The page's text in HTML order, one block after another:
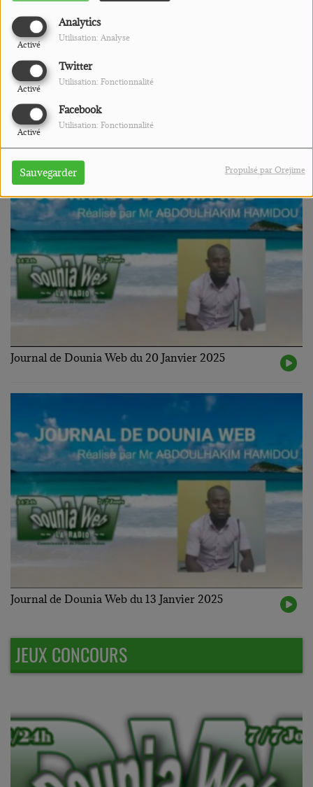
Analytics
Activé
Utilisation: Analyse
Twitter
Activé
Utilisation: Fonctionnalité
Facebook
Activé
Utilisation: Fonctionnalité
Sauvegarder Propulsé par Orejime
PODCASTS
Journal de Dounia Web du 20 Janvier 2025
Journal de Dounia Web du 13 Janvier 2025
JEUX CONCOURS